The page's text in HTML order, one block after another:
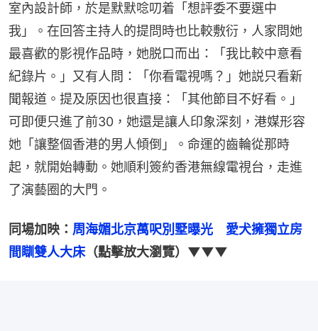
室內設計師，於是默默唸叨着「想評委不要選中
我」。在回答主持人的提問時也比較敷衍，人家問她
最喜歡的影視作品時，她脱口而出：「我比較中意看
紀錄片。」又有人問：「你看電視嗎？」她説只看新
聞報道。提及原因也很直接：「其他節目不好看。」
可即便只進了前30，她還是讓人印象深刻，港媒形容
她「讓整個香港的男人傾倒」。命運的齒輪從那時
起，就開始轉動。她順利簽約香港無線電視台，走進
了演藝圈的大門。
同場加映： 周海媚北京萬呎別墅曝光　愛犬擁獨立房
間瞓雙人大床（點擊放大瀏覽）▼▼▼